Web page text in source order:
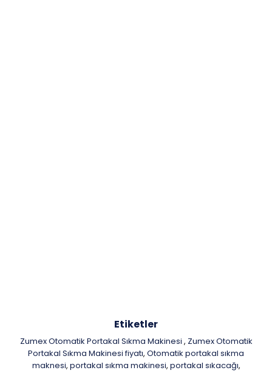
Etiketler
Zumex Otomatik Portakal Sıkma Makinesi , Zumex Otomatik
Portakal Sıkma Makinesi fiyatı, Otomatik portakal sıkma
maknesi, portakal sıkma makinesi, portakal sıkacağı,